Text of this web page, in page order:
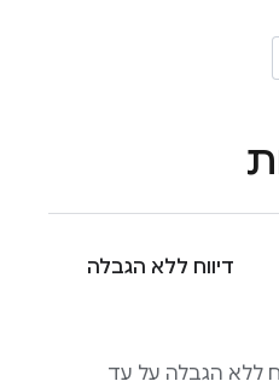
דיווח ללא הגבלה
ללא הגבלה על עד